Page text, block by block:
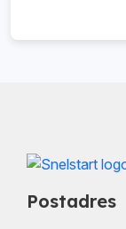
Postadres